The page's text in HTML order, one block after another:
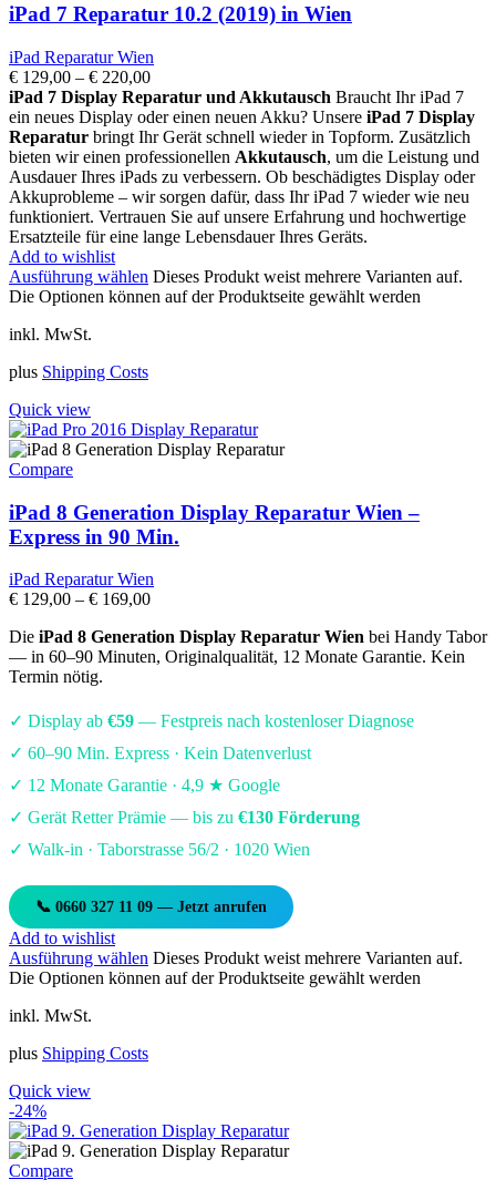
iPad 7 Reparatur 10.2 (2019) in Wien
iPad Reparatur Wien
€ 129,00 – € 220,00
iPad 7 Display Reparatur und Akkutausch Braucht Ihr iPad 7
ein neues Display oder einen neuen Akku? Unsere iPad 7 Display
Reparatur bringt Ihr Gerät schnell wieder in Topform. Zusätzlich
bieten wir einen professionellen Akkutausch, um die Leistung und
Ausdauer Ihres iPads zu verbessern. Ob beschädigtes Display oder
Akkuprobleme – wir sorgen dafür, dass Ihr iPad 7 wieder wie neu
funktioniert. Vertrauen Sie auf unsere Erfahrung und hochwertige
Ersatzteile für eine lange Lebensdauer Ihres Geräts.
Add to wishlist
Ausführung wählen Dieses Produkt weist mehrere Varianten auf.
Die Optionen können auf der Produktseite gewählt werden
inkl. MwSt.
plus Shipping Costs
Quick view
Compare
iPad 8 Generation Display Reparatur Wien –
Express in 90 Min.
iPad Reparatur Wien
€ 129,00 – € 169,00
Die iPad 8 Generation Display Reparatur Wien bei Handy Tabor
— in 60–90 Minuten, Originalqualität, 12 Monate Garantie. Kein
Termin nötig.
✓ Display ab €59 — Festpreis nach kostenloser Diagnose
✓ 60–90 Min. Express · Kein Datenverlust
✓ 12 Monate Garantie · 4,9 ★ Google
✓ Gerät Retter Prämie — bis zu €130 Förderung
✓ Walk-in · Taborstrasse 56/2 · 1020 Wien
📞 0660 327 11 09 — Jetzt anrufen
Add to wishlist
Ausführung wählen Dieses Produkt weist mehrere Varianten auf.
Die Optionen können auf der Produktseite gewählt werden
inkl. MwSt.
plus Shipping Costs
Quick view
-24%
Compare